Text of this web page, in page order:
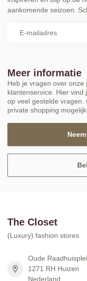
Meer informatie
Heb je vragen over
klantenservice. Hier vind
op veel gestelde vragen.
private shopping
aankomende seizoen.
The Closet
(Luxury) fashion stores
Oude
1271 RH Huizen
Nederland